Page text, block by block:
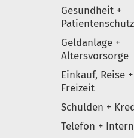
Gesundheit +
Patientenschutz
Geldanlage +
Altersvorsorge
Einkauf, Reise +
Freizeit
Schulden +
Telefon +